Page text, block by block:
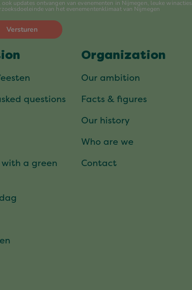
questions
a green
Organization
Our ambition
Facts & figures
Our history
Who are we
Contact